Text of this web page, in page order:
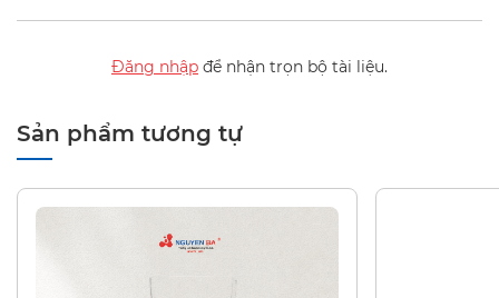
Đăng nhập để nhận trọn bộ tài liệu.
Sản phẩm tương tự